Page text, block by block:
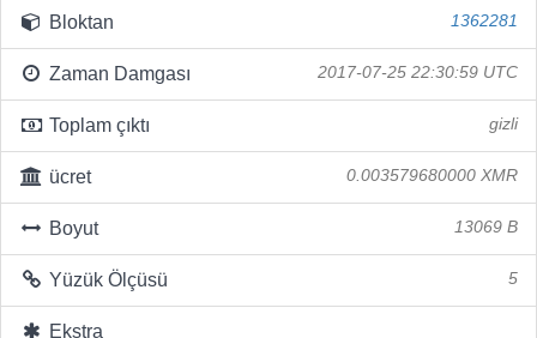
Bloktan 1362281
Zaman Damgası 2017-07-25 22:30:59 UTC
Toplam çıktı gizli
ücret 0.003579680000 XMR
Boyut 13069 B
Yüzük Ölçüsü 5
Ekstra